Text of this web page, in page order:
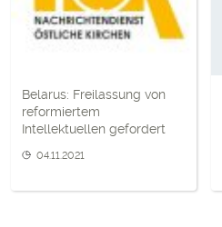
пост
Belarus: Freilassung von
reformiertem
Intellektuellen gefordert
04.11.2021